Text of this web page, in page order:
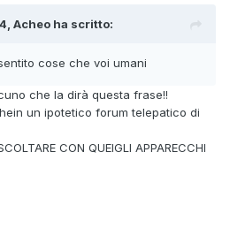
Acheo ha scritto:
cose che voi umani
che la dirà questa frase!!
in un ipotetico forum telepatico di
CON QUEIGLI APPARECCHI